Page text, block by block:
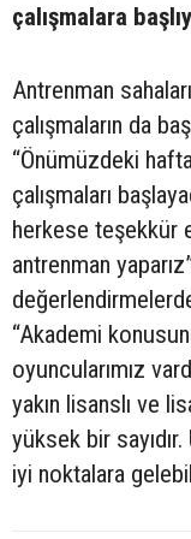
çalışmalara
Antrenman
çalışmaların da
“Önümüzdeki
çalışmaları
herkese teşekkür
antrenman
“Akademi
oyuncularımız
yakın lisanslı ve
yüksek bir
iyi noktalara